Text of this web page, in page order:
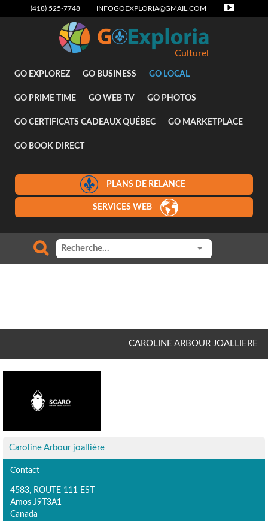
(418) 525-7748 INFOGOEXPLORIA@GMAIL.COM
Culturel
GO EXPLOREZ GO BUSINESS GO LOCAL
GO PRIME TIME GO WEB TV GO PHOTOS
GO CERTIFICATS CADEAUX QUÉBEC GO MARKETPLACE
GO BOOK DIRECT
PLANS DE RELANCE
SERVICES WEB
CAROLINE ARBOUR JOALLIERE
Caroline Arbour joallière
Contact
4583, ROUTE 111 EST
Amos J9T3A1
Canada